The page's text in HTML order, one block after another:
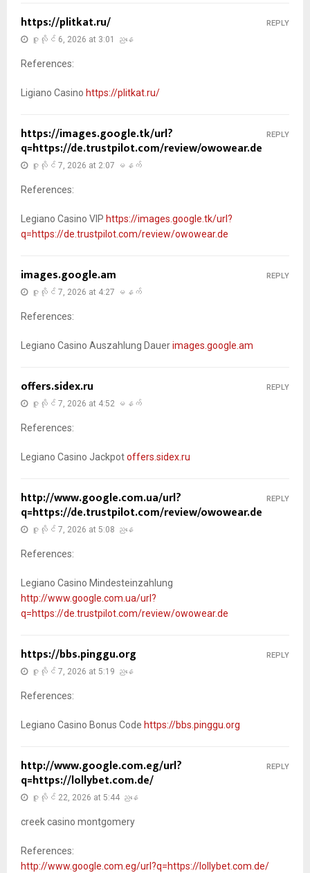
https://plitkat.ru/
ဇူလိုင် 6, 2026 at 3:01 ညနေ
References:
Ligiano Casino https://plitkat.ru/
REPLY
https://images.google.tk/url?
q=https://de.trustpilot.com/review/owowear.de
ဇူလိုင် 7, 2026 at 2:07 မနက်
References:
Legiano Casino VIP https://images.google.tk/url?
q=https://de.trustpilot.com/review/owowear.de
REPLY
images.google.am
ဇူလိုင် 7, 2026 at 4:27 မနက်
References:
Legiano Casino Auszahlung Dauerimages.google.am
REPLY
offers.sidex.ru
ဇူလိုင် 7, 2026 at 4:52 မနက်
References:
Legiano Casino Jackpotoffers.sidex.ru
REPLY
http://www.google.com.ua/url?
q=https://de.trustpilot.com/review/owowear.de
ဇူလိုင် 7, 2026 at 5:08 ညနေ
References:
Legiano Casino Mindesteinzahlung
http://www.google.com.ua/url?
q=https://de.trustpilot.com/review/owowear.de
REPLY
https://bbs.pinggu.org
ဇူလိုင် 7, 2026 at 5:19 ညနေ
References:
Legiano Casino Bonus Code https://bbs.pinggu.org
REPLY
http://www.google.com.eg/url?
q=https://lollybet.com.de/
ဇူလိုင် 22, 2026 at 5:44 ညနေ
creek casino montgomery
References:
http://www.google.com.eg/url?q=https://lollybet.com.de/
REPLY